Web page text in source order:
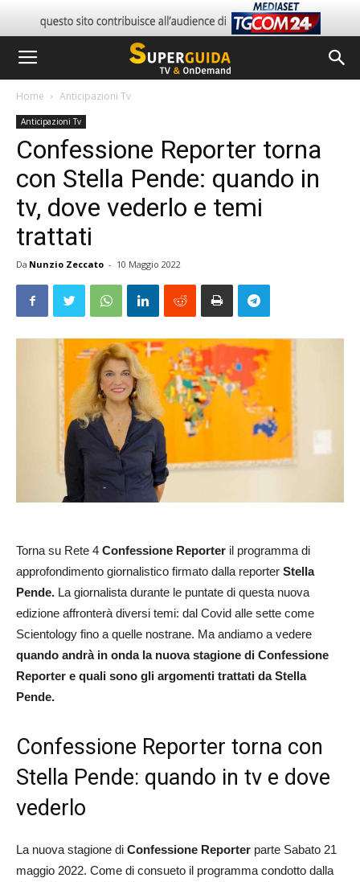
Home Anticipazioni Tv
Anticipazioni Tv
Confessione Reporter torna
con Stella Pende: quando in
tv, dove vederlo e temi
trattati
Da Nunzio Zeccato - 10 Maggio 2022
Torna su Rete 4 Confessione Reporter il programma di
approfondimento giornalistico firmato dalla reporter Stella
Pende. La giornalista durante le puntate di questa nuova
edizione affronterà diversi temi: dal Covid alle sette come
Scientology fino a quelle nostrane. Ma andiamo a vedere
quando andrà in onda la nuova stagione di Confessione
Reporter e quali sono gli argomenti trattati da Stella
Pende.
Confessione Reporter torna con
Stella Pende: quando in tv e dove
vederlo
La nuova stagione di Confessione Reporter parte Sabato 21
maggio 2022. Come di consueto il programma condotto dalla